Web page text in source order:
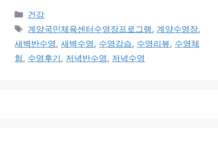
카
테
고
리
건강
태
그
계양국민체육센터수영장프로그램 , 계양수영장,
새벽반수영 , 새벽수영 , 수영강습, 수영리뷰, 수영체
험 , 수영후기 , 저녁반수영 , 저녁수영